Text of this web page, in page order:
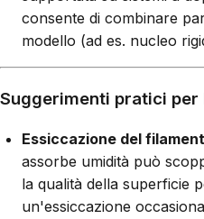
consente di combinare
modello (ad es. nucleo
Suggerimenti pratici
Essiccazione del
assorbe umidità può
la qualità della superficie
un'essiccazione